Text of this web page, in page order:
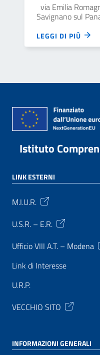
via Emilia
Savignano sul
LEGGI DI PIÙ
Istituto
LINK ESTERNI
M.I.U.R.
U.S.R. – E.R.
Ufficio VIII A.T. – Modena
Link di Interesse
U.R.P.
VECCHIO SITO
INFORMAZIONI GENERALI